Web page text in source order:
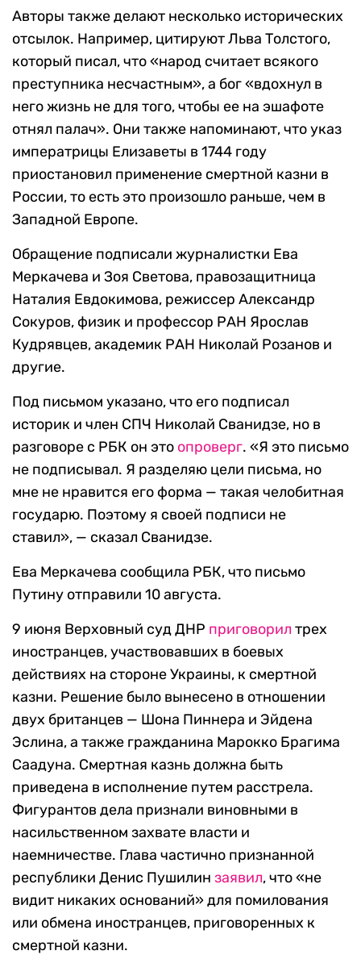
Авторы также делают несколько исторических
отсылок. Например, цитируют Льва Толстого,
который писал, что «народ считает всякого
преступника несчастным», а бог «вдохнул в
него жизнь не для того, чтобы ее на эшафоте
отнял палач». Они также напоминают, что указ
императрицы Елизаветы в 1744 году
приостановил применение смертной казни в
России, то есть это произошло раньше, чем в
Западной Европе.
Обращение подписали журналистки Ева
Меркачева и Зоя Светова, правозащитница
Наталия Евдокимова, режиссер Александр
Сокуров, физик и профессор РАН Ярослав
Кудрявцев, академик РАН Николай Розанов и
другие.
Под письмом указано, что его подписал
историк и член СПЧ Николай Сванидзе, но в
разговоре с РБК он это опроверг. «Я это письмо
не подписывал. Я разделяю цели письма, но
мне не нравится его форма — такая челобитная
государю. Поэтому я своей подписи не
ставил», — сказал Сванидзе.
Ева Меркачева сообщила РБК, что письмо
Путину отправили 10 августа.
9 июня Верховный суд ДНР приговорил трех
иностранцев, участвовавших в боевых
действиях на стороне Украины, к смертной
казни. Решение было вынесено в отношении
двух британцев — Шона Пиннера и Эйдена
Эслина, а также гражданина Марокко Брагима
Саадуна. Смертная казнь должна быть
приведена в исполнение путем расстрела.
Фигурантов дела признали виновными в
насильственном захвате власти и
наемничестве. Глава частично признанной
республики Денис Пушилин заявил, что «не
видит никаких оснований» для помилования
или обмена иностранцев, приговоренных к
смертной казни.